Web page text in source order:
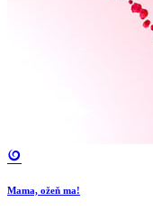
Mama, ožeň ma!